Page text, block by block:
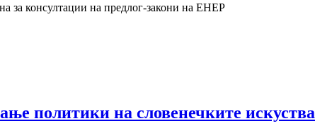
за консултации на предлог-закони на ЕНЕР
политики на словенечките искуства